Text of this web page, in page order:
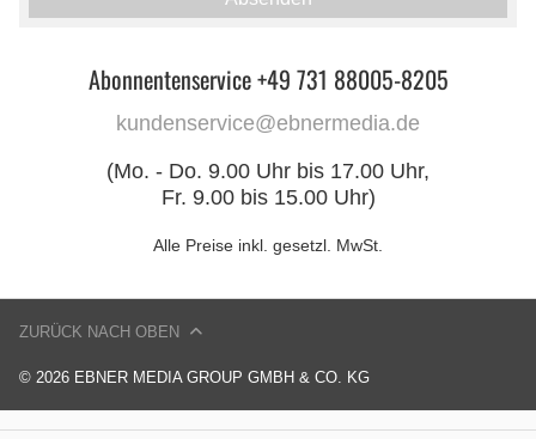
Abonnentenservice +49 731 88005-8205
kundenservice@ebnermedia.de
(Mo. - Do. 9.00 Uhr bis 17.00 Uhr,
Fr. 9.00 bis 15.00 Uhr)
Alle Preise inkl. gesetzl. MwSt.
© 2026 EBNER MEDIA GROUP GMBH & CO. KG
ZURÜCK NACH OBEN